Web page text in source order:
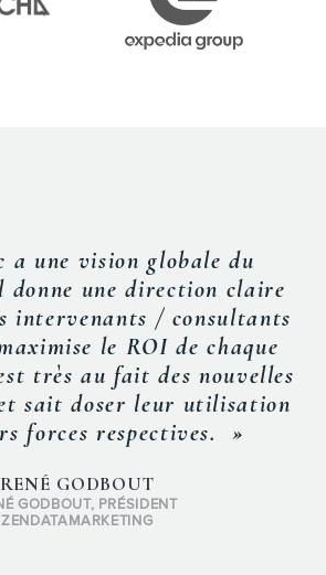
a une vision globale du
une direction claire
intervenants / consultants
le ROI de chaque
très au fait des nouvelles
sait doser leur utilisation
forces respectives. »
RENÉ GODBOUT
GODBOUT, PRÉSIDENT
ZENDATAMARKETING